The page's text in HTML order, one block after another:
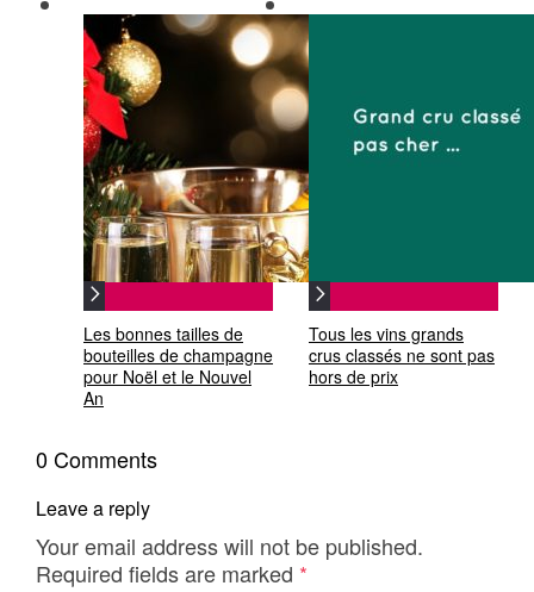
Les bonnes tailles de
bouteilles de champagne
pour Noël et le Nouvel
An
Tous les vins grands
crus classés ne sont pas
hors de prix
0 Comments
Leave a reply
Your email address will not be published.
Required fields are marked *